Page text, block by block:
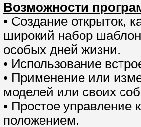
Возможности
• Создание открыток,
широкий набор
особых дней жизни.
• Использование
• Применение или
моделей или своих
• Простое
положением.